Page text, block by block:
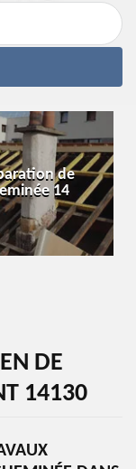
de
14
DE
14130